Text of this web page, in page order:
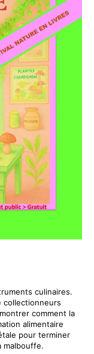
culinaires.
collectionneurs
comment la
alimentaire
pour terminer
malbouffe.